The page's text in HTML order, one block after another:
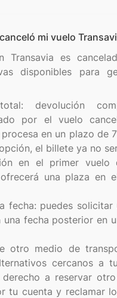
mi vuelo
es
disponibles para
total: devolución
por el vuelo
en un plazo de
el billete ya no
en el primer vuelo
una plaza en
fecha: puedes solicitar
una fecha posterior en
otro medio de
cercanos a
derecho a reservar
tu cuenta y reclamar